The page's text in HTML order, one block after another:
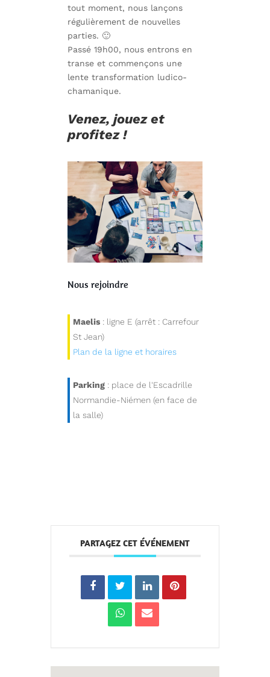
tout moment, nous lançons
régulièrement de nouvelles
parties. 🙂
Passé 19h00, nous entrons en
transe et commençons une
lente transformation ludico-
chamanique.
Venez, jouez et
profitez !
Nous rejoindre
Maelis : ligne E (arrêt : Carrefour
St Jean)
Plan de la ligne et horaires
Parking : place de l'Escadrille
Normandie-Niémen (en face de
la salle)
PARTAGEZ CET ÉVÉNEMENT